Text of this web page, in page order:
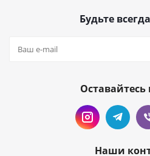
Будьте
Оставайтесь
Наши